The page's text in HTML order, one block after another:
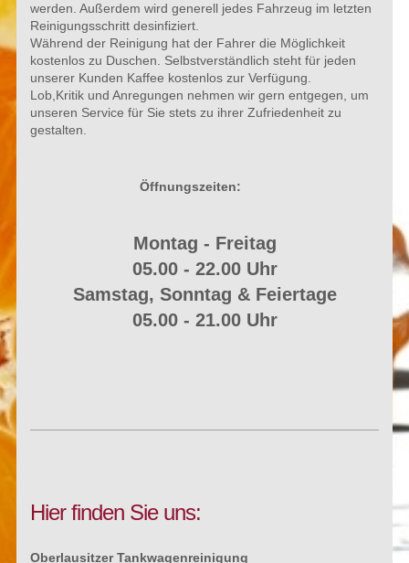
werden. Außerdem wird generell jedes Fahrzeug im letzten
Reinigungsschritt desinfiziert.
Während der Reinigung hat der Fahrer die Möglichkeit
kostenlos zu Duschen. Selbstverständlich steht für jeden
unserer Kunden Kaffee kostenlos zur Verfügung.
Lob,Kritik und Anregungen nehmen wir gern entgegen, um
unseren Service für Sie stets zu ihrer Zufriedenheit zu
gestalten.
Öffnungszeiten:
Montag - Freitag
05.00 - 22.00 Uhr
Samstag, Sonntag & Feiertage
05.00 - 21.00 Uhr
Hier finden Sie uns:
Oberlausitzer Tankwagenreinigung